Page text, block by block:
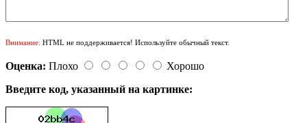
Внимание: HTML не поддерживается! Используйте обычный текст.
Оценка: Плохо
Хорошо
Введите код, указанный на картинке: